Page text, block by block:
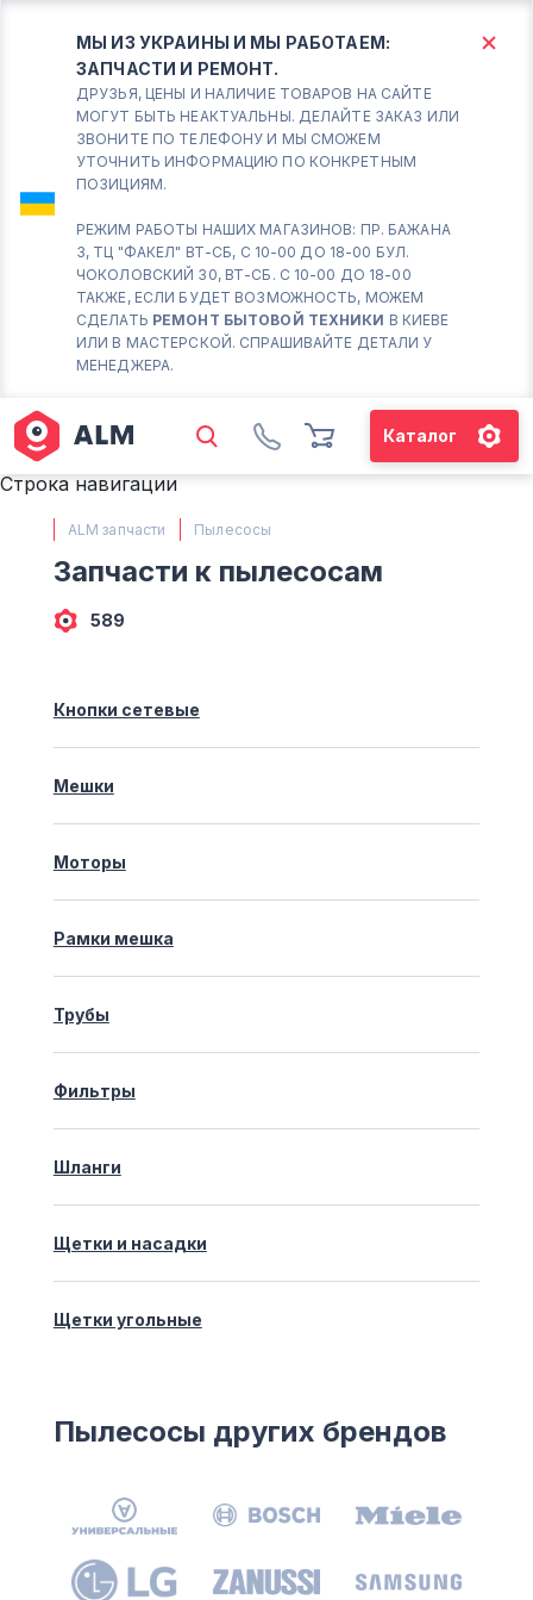
МЫ ИЗ УКРАИНЫ И МЫ РАБОТАЕМ:
ЗАПЧАСТИ И РЕМОНТ.
ДРУЗЬЯ, ЦЕНЫ И НАЛИЧИЕ ТОВАРОВ НА САЙТЕ
МОГУТ БЫТЬ НЕАКТУАЛЬНЫ. ДЕЛАЙТЕ ЗАКАЗ ИЛИ
ЗВОНИТЕ ПО ТЕЛЕФОНУ И МЫ СМОЖЕМ
УТОЧНИТЬ ИНФОРМАЦИЮ ПО КОНКРЕТНЫМ
ПОЗИЦИЯМ.
РЕЖИМ РАБОТЫ НАШИХ МАГАЗИНОВ: ПР. БАЖАНА
3, ТЦ "ФАКЕЛ" ВТ-СБ, С 10-00 ДО 18-00 БУЛ.
ЧОКОЛОВСКИЙ 30, ВТ-СБ. С 10-00 ДО 18-00
ТАКЖЕ, ЕСЛИ БУДЕТ ВОЗМОЖНОСТЬ, МОЖЕМ
СДЕЛАТЬ РЕМОНТ БЫТОВОЙ ТЕХНИКИ В КИЕВЕ
ИЛИ В МАСТЕРСКОЙ. СПРАШИВАЙТЕ ДЕТАЛИ У
МЕНЕДЖЕРА.
Каталог
КИЕВ БОРИСПОЛЬ
Вт.- Сб.
10:00 - 18:00
Соломенский район - ВТ-
СБ. с 10-00 до 18-00
(098) 672 76 42
(063) 722 37 14
М. ХАРЬКОВСКАЯ - ВТ-СБ, С
10-00 ДО 18-00
(063) 527 27 00
(044) 332 76 42
Строка навигации
ALM запчасти Пылесосы
Запчасти к пылесосам
589
Кнопки сетевые
Мешки
Моторы
Рамки мешка
Трубы
Фильтры
Шланги
Щетки и насадки
Щетки угольные
Пылесосы других брендов